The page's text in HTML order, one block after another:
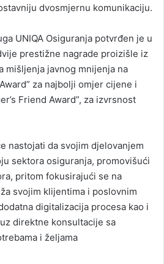
dvosmjernu komunikaciju.
UNIQA Osiguranja potvrđen je u
prestižne nagrade proizišle iz
mišljenja javnog mnijenja na
za najbolji omjer cijene i
Friend Award”, za izvrsnost
nastojati da svojim djelovanjem
sektora osiguranja, promovišući
pritom fokusirajući se na
svojim klijentima i poslovnim
digitalizacija procesa kao i
direktne konsultacije sa
i željama